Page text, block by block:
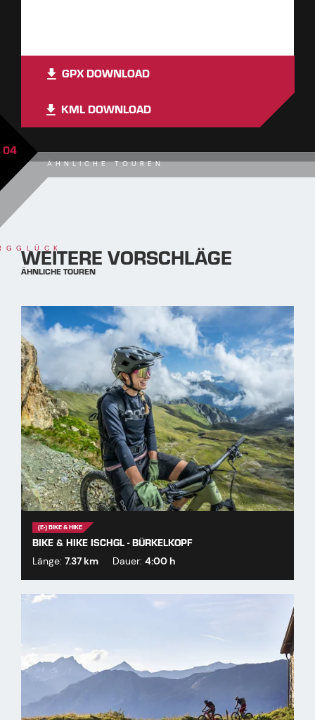
GPX DOWNLOAD
KML DOWNLOAD
ÄHNLICHE TOUREN
04
WEITERE VORSCHLÄGE
ÄHNLICHE TOUREN
(E-) BIKE & HIKE
BIKE & HIKE ISCHGL - BÜRKELKOPF
Länge: 7.37 km Dauer: 4:00 h